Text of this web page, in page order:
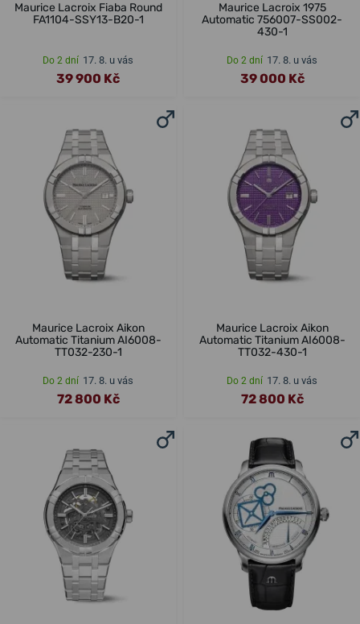
Maurice Lacroix Fiaba Round
FA1104-SSY13-B20-1
Do 2 dní 17. 8. u vás
39 900 Kč
Maurice Lacroix 1975
Automatic 756007-SS002-
430-1
Do 2 dní 17. 8. u vás
39 000 Kč
Maurice Lacroix Aikon
Automatic Titanium AI6008-
TT032-230-1
Do 2 dní 17. 8. u vás
72 800 Kč
Maurice Lacroix Aikon
Automatic Titanium AI6008-
TT032-430-1
Do 2 dní 17. 8. u vás
72 800 Kč